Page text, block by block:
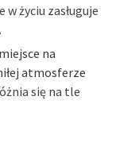
w życiu zasługuje
na
atmosferze
się na tle